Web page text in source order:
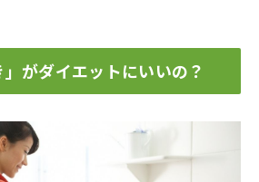
がダイエットにいいの？